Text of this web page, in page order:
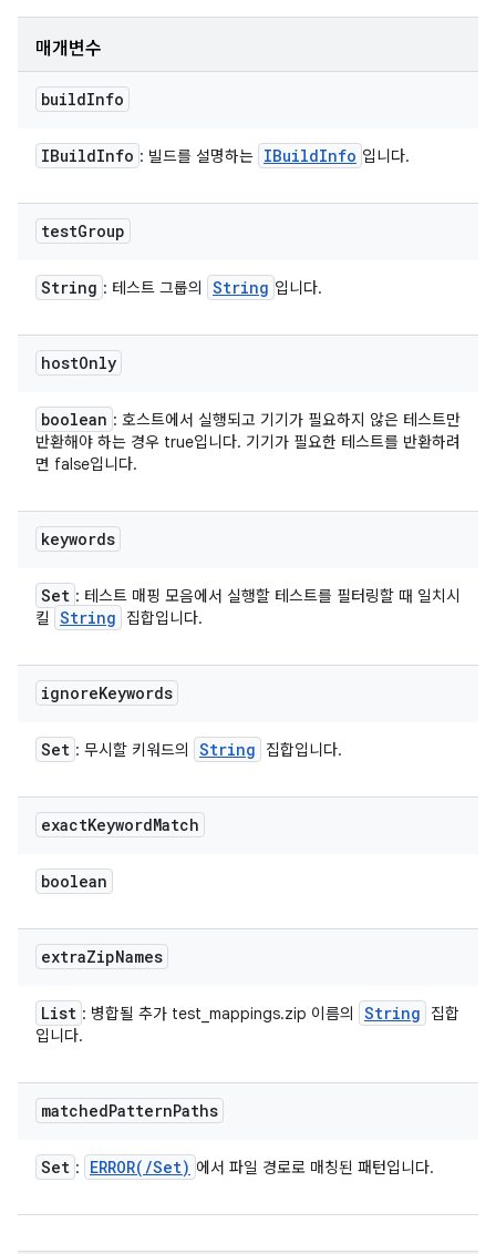
매개변수
buildInfo
IBuildInfo : 빌드를 설명하는 IBuildInfo 입니다.
testGroup
String : 테스트 그룹의 String 입니다.
hostOnly
boolean : 호스트에서 실행되고 기기가 필요하지 않은 테스트만
반환해야 하는 경우 true입니다. 기기가 필요한 테스트를 반환하려
면 false입니다.
keywords
Set : 테스트 매핑 모음에서 실행할 테스트를 필터링할 때 일치시
킬
String 집합입니다.
ignoreKeywords
Set : 무시할 키워드의 String 집합입니다.
exactKeywordMatch
boolean
extraZipNames
List : 병합될 추가 test_mappings.zip 이름의 String
집합
입니다.
matchedPatternPaths
Set : ERROR( /Set) 에서 파일 경로로 매칭된 패턴입니다.